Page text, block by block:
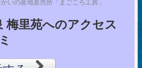
いの産地直売所「まごころ工房」
梅里苑へのアクセス